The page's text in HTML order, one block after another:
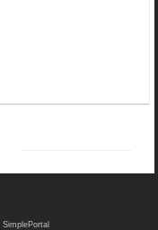
betalar bra och du kan nÃÂ¥